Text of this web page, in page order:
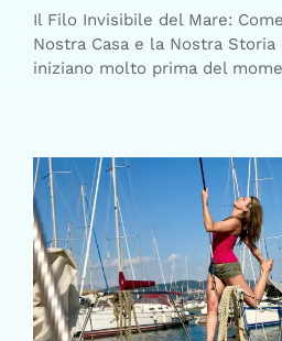
Il Filo Invisibile del Mare:
Nostra Casa e la Nostra
iniziano molto prima del